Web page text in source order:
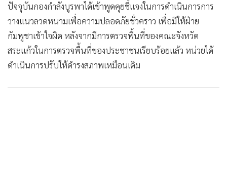
• Factcheck
• ญี่ปุ่น
• News1
Gotomanager
ปัจจุบันกองกำลังบูรพาได้เข้าพูดคุยชี้แจงในการดำเนินการการ
วางแนวลวดหนามเพื่อความปลอดภัยชั่วคราว เพื่อมิให้ฝ่าย
กัมพูชาเข้าใจผิด หลังจากมีการตรวจพื้นที่ของคณะจังหวัด
สระแก้วในการตรวจพื้นที่ของประชาชนเรียบร้อยแล้ว หน่วยได้
ดำเนินการปรับให้ดำรงสภาพเหมือนเดิม